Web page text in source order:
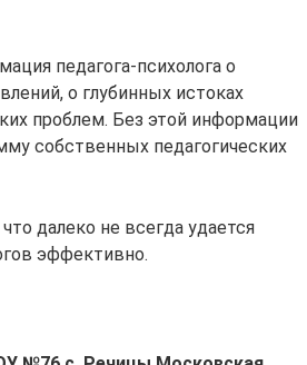
педагога-психолога о
о глубинных истоках
проблем. Без этой информации
собственных педагогических
далеко не всегда удается
эффективно.